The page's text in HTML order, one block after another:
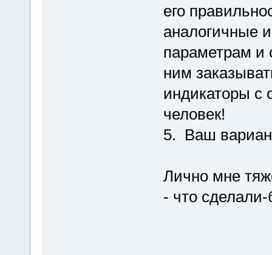
его
аналогичные
параметрам и
ним
индикаторы с
человек!
5. Ваш
Лично мне
- что